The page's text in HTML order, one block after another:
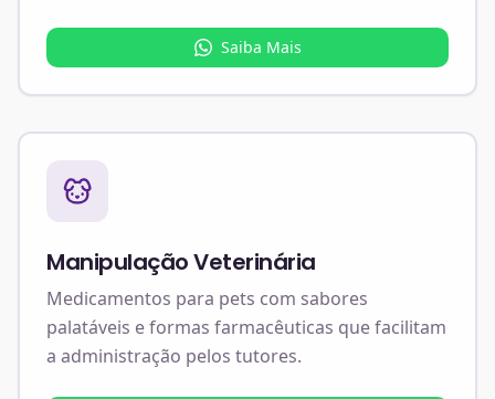
Saiba Mais
Manipulação Veterinária
Medicamentos para pets com sabores
palatáveis e formas farmacêuticas que facilitam
a administração pelos tutores.